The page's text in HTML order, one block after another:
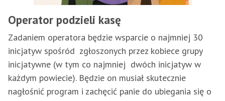
Operator podzieli kasę
Zadaniem operatora będzie wsparcie o najmniej 30
inicjatyw spośród zgłoszonych przez kobiece grupy
inicjatywne (w tym co najmniej dwóch inicjatyw w
każdym powiecie). Będzie on musiał skutecznie
nagłośnić program i zachęcić panie do ubiegania się o